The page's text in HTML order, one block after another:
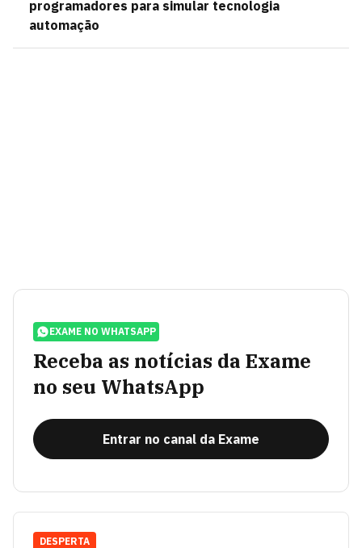
programadores para simular tecnologia
automação
EXAME NO WHATSAPP
Receba as notícias da Exame
no seu WhatsApp
Entrar no canal da Exame
DESPERTA